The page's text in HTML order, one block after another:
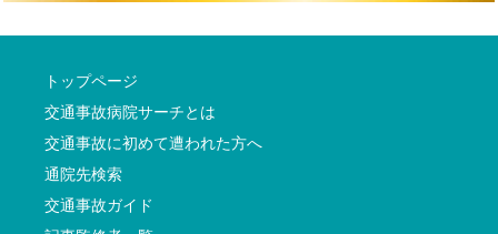
トップページ
交通事故病院サーチとは
交通事故に初めて遭われた方へ
通院先検索
交通事故ガイド